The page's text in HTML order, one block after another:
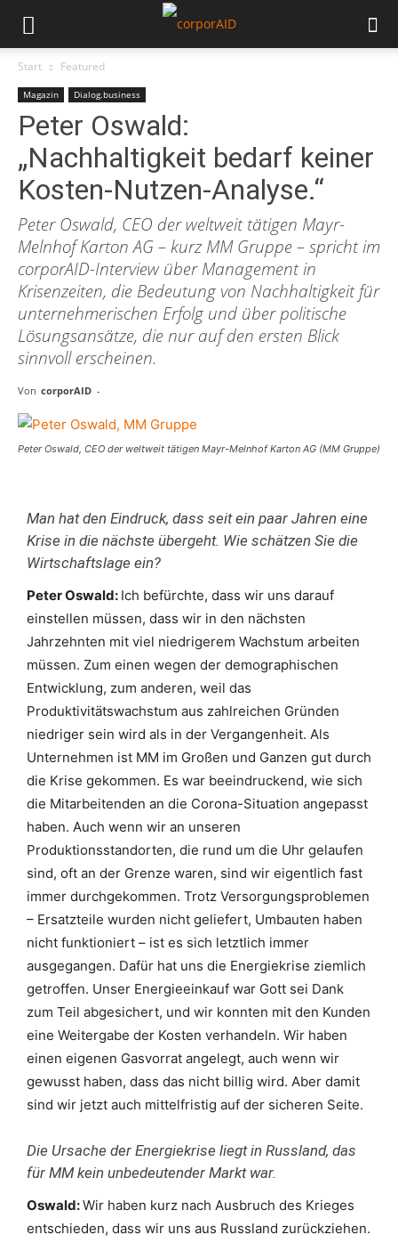
Start Featured
Magazin Dialog.business
Peter Oswald:
„Nachhaltigkeit bedarf keiner
Kosten-Nutzen-Analyse.“
Peter Oswald, CEO der weltweit tätigen Mayr-
Melnhof Karton AG – kurz MM Gruppe – spricht im
corporAID-Interview über Management in
Krisenzeiten, die Bedeutung von Nachhaltigkeit für
unternehmerischen Erfolg und über politische
Lösungsansätze, die nur auf den ersten Blick
sinnvoll erscheinen.
Von corporAID -
Peter Oswald, CEO der weltweit tätigen Mayr-Melnhof Karton AG (MM Gruppe)
Man hat den Eindruck, dass seit ein paar Jahren eine
Krise in die nächste übergeht. Wie schätzen Sie die
Wirtschaftslage ein?
Peter Oswald: Ich befürchte, dass wir uns darauf
einstellen müssen, dass wir in den nächsten
Jahrzehnten mit viel niedrigerem Wachstum arbeiten
müssen. Zum einen wegen der demographischen
Entwicklung, zum anderen, weil das
Produktivitätswachstum aus zahlreichen Gründen
niedriger sein wird als in der Vergangenheit. Als
Unternehmen ist MM im Großen und Ganzen gut durch
die Krise gekommen. Es war beeindruckend, wie sich
die Mitarbeitenden an die Corona-Situation angepasst
haben. Auch wenn wir an unseren
Produktionsstandorten, die rund um die Uhr gelaufen
sind, oft an der Grenze waren, sind wir eigentlich fast
immer durchgekommen. Trotz Versorgungsproblemen
– Ersatzteile wurden nicht geliefert, Umbauten haben
nicht funktioniert – ist es sich letztlich immer
ausgegangen. Dafür hat uns die Energiekrise ziemlich
getroffen. Unser Energieeinkauf war Gott sei Dank
zum Teil abgesichert, und wir konnten mit den Kunden
eine Weitergabe der Kosten verhandeln. Wir haben
einen eigenen Gasvorrat angelegt, auch wenn wir
gewusst haben, dass das nicht billig wird. Aber damit
sind wir jetzt auch mittelfristig auf der sicheren Seite.
Die Ursache der Energiekrise liegt in Russland, das
für MM kein unbedeutender Markt war.
Oswald:Wir haben kurz nach Ausbruch des Krieges
entschieden, dass wir uns aus Russland zurückziehen.